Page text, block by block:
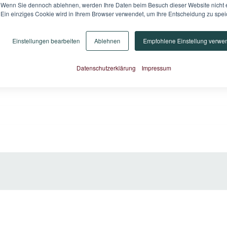
Wenn Sie dennoch ablehnen, werden Ihre Daten beim Besuch dieser Website nicht
Ein einziges Cookie wird in Ihrem Browser verwendet, um Ihre Entscheidung zu
Einstellungen bearbeiten Empfohlene Einstellung
Ablehnen
Datenschutzerklärung Impressum